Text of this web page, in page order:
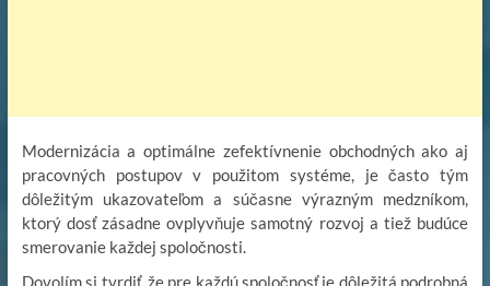
Modernizácia a optimálne zefektívnenie obchodných ako aj
pracovných postupov v použitom systéme, je často tým
dôležitým ukazovateľom a súčasne výrazným medzníkom,
ktorý dosť zásadne ovplyvňuje samotný rozvoj a tiež budúce
smerovanie každej spoločnosti.
Dovolím si tvrdiť, že pre každú spoločnosť je dôležitá podrobná